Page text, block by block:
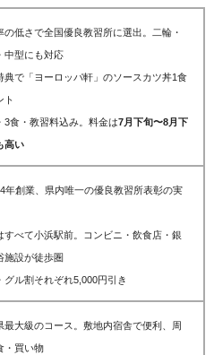
の低さで全国優良教習所に選出。二輪・
中型にも対応
典で「ヨーロッパ軒」のソースカツ丼1食
ト
3食・教習料込み。料金は7月下旬〜8月下
高い
年創業、県内唯一の優良教習所表彰の実
すべて小浜駅前。コンビニ・飲食店・銀
施設が徒歩圏
グル割それぞれ5,000円引き
最大級のコース。敷地内宿舎で便利、周
・買い物